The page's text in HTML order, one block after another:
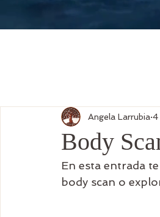
Body
Angela Larrubia 4
En esta entrada
body scan o